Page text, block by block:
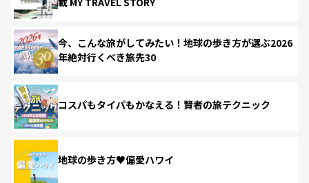
今、こんな旅がしてみたい！地球の歩き方が選ぶ2026
年絶対行くべき旅先30
コスパもタイパもかなえる！賢者の旅テクニック
地球の歩き方♥偏愛ハワイ